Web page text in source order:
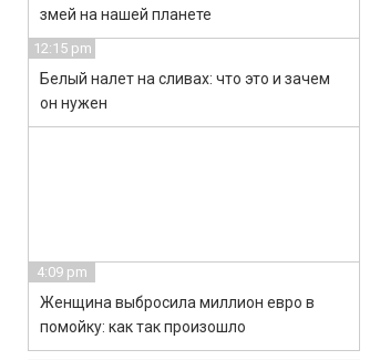
змей на нашей планете
12:15 pm
Белый налет на сливах: что это и зачем
он нужен
4:09 pm
Женщина выбросила миллион евро в
помойку: как так произошло